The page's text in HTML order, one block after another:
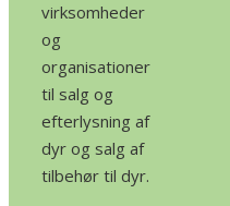
virksomheder
og
organisationer
til salg og
efterlysning af
dyr og salg af
tilbehør til dyr.